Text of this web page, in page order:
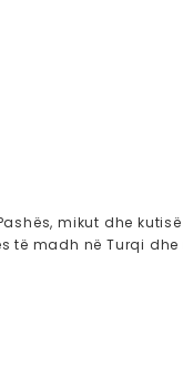
mikut dhe
të madh në Turqi